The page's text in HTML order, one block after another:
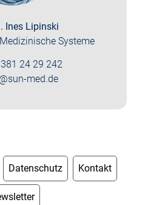
Ines Lipinski
Systeme
24 29 242
med.de
Datenschutz Kontakt